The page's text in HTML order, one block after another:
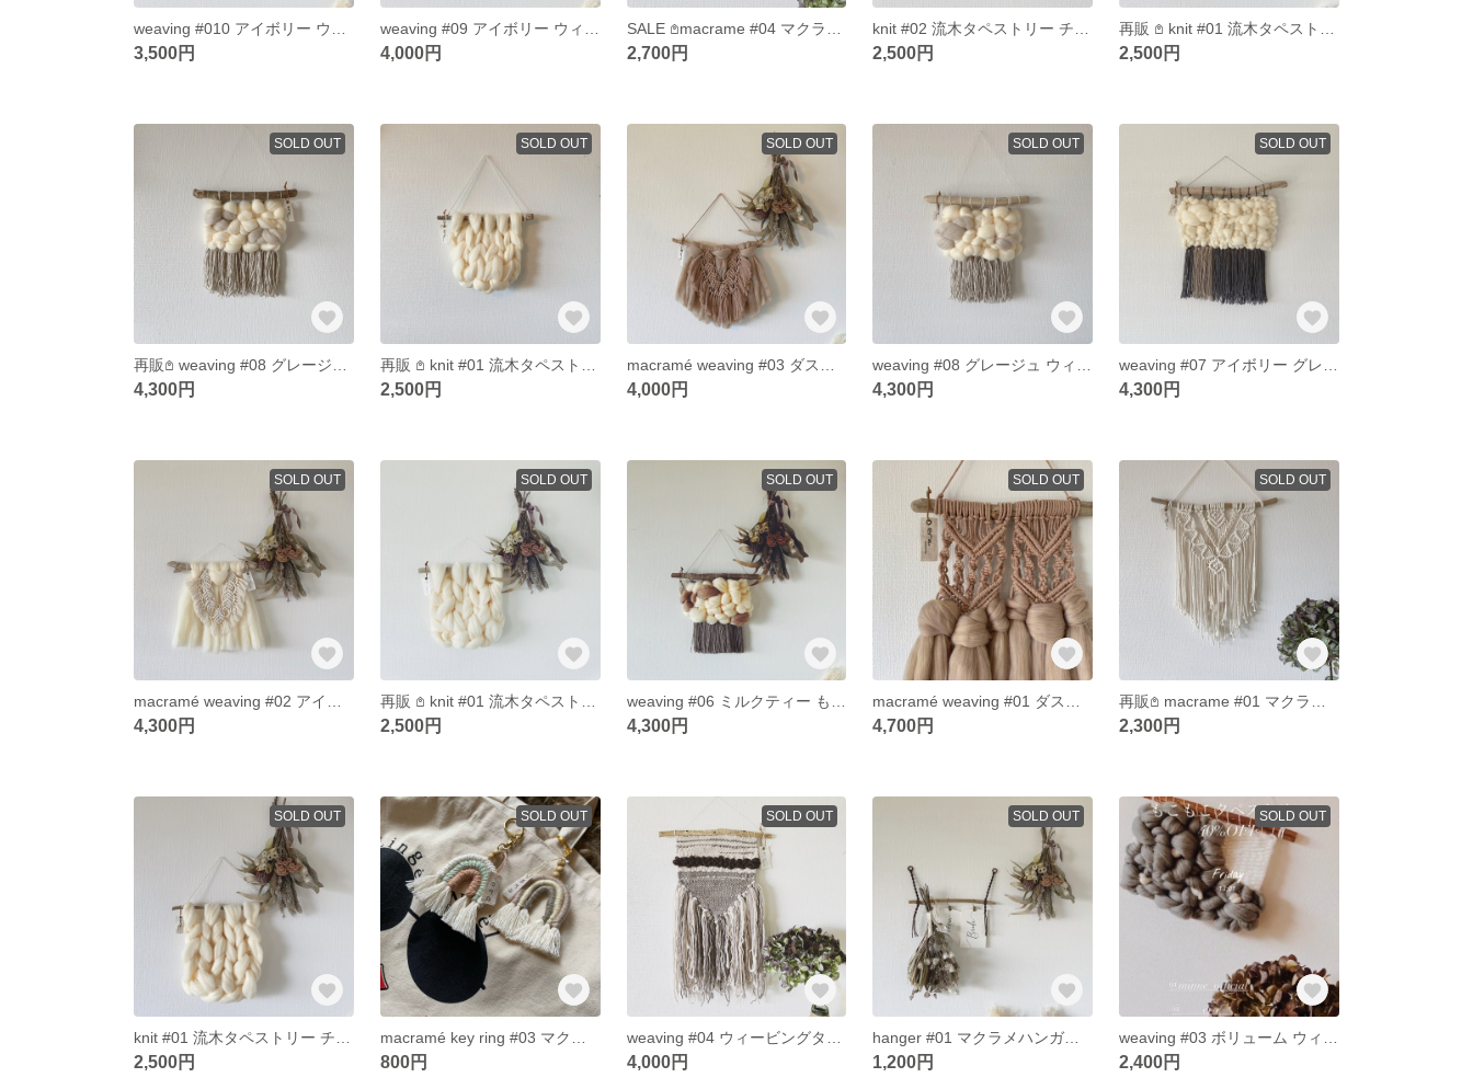
3,500円 4,000円 2,700円 2,500円 2,500円
SOLD OUT
4,300円
SOLD OUT
2,500円
SOLD OUT
4,000円
SOLD OUT
4,300円
SOLD OUT
4,300円
SOLD OUT
4,300円
SOLD OUT
2,500円
SOLD OUT
4,300円
SOLD OUT
4,700円
SOLD OUT
2,300円
SOLD OUT
2,500円
SOLD OUT
800円
SOLD OUT
4,000円
SOLD OUT
hanger #01 マクラメハンガー ウォールハンガー
1,200円
SOLD OUT
2,400円